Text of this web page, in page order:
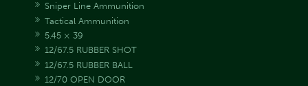
Sniper Line Ammunition
Tactical Ammunition
5.45 × 39
12/67.5 RUBBER SHOT
12/67.5 RUBBER BALL
12/70 OPEN DOOR